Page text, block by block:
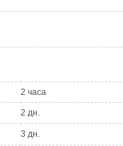
2 часа
2 дн.
3 дн.